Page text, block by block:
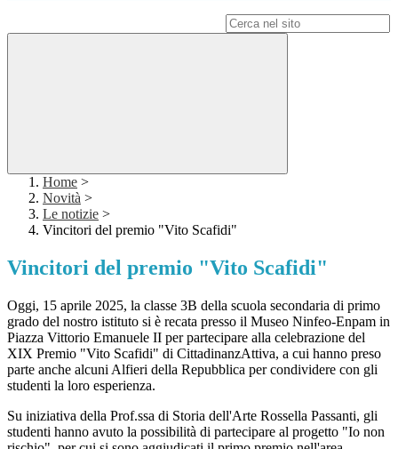
Home >
Novità >
Le notizie >
Vincitori del premio "Vito Scafidi"
Vincitori del premio "Vito Scafidi"
Oggi, 15 aprile 2025, la classe 3B della scuola secondaria di primo
grado del nostro istituto si è recata presso il Museo Ninfeo-Enpam in
Piazza Vittorio Emanuele II per partecipare alla celebrazione del
XIX Premio "Vito Scafidi" di CittadinanzAttiva, a cui hanno preso
parte anche alcuni Alfieri della Repubblica per condividere con gli
studenti la loro esperienza.
Su iniziativa della Prof.ssa di Storia dell'Arte Rossella Passanti, gli
studenti hanno avuto la possibilità di partecipare al progetto "Io non